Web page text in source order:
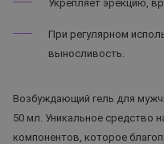
Укрепляет эрекцию,
При регулярном
выносливость.
Возбуждающий гель для
50 мл. Уникальное средство
компонентов, которое